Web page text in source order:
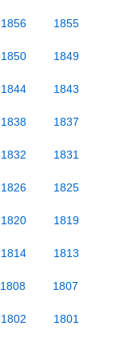
1856 1855
1850 1849
1844 1843
1838 1837
1832 1831
1826 1825
1820 1819
1814 1813
1808 1807
1802 1801